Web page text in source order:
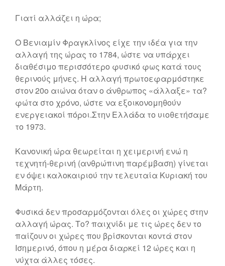
Γιατί αλλάζει η ώρα;
Ο Βενιαμίν Φραγκλίνος είχε την ιδέα για την
αλλαγή της ώρας το 1784, ώστε να υπάρχει
διαθέσιμο περισσότερο φυσικό φως κατά τους
θερινούς μήνες. Η αλλαγή πρωτοεφαρμόστηκε
στον 20ο αιώνα όταν ο άνθρωπος «άλλαξε» τα?
φώτα στο χρόνο, ώστε να εξοικονομηθούν
ενεργειακοί πόροι.Στην Ελλάδα το υιοθετήσαμε
το 1973.
Κανονική ώρα θεωρείται η χειμερινή ενώ η
τεχνητή-θερινή (ανθρώπινη παρέμβαση) γίνεται
εν όψει καλοκαιριού την τελευταία Κυριακή του
Μάρτη.
Φυσικά δεν προσαρμόζονται όλες οι χώρες στην
αλλαγή ώρας. Το? παιχνίδι με τις ώρες δεν το
παίζουν οι χώρες που βρίσκονται κοντά στον
Ισημερινό, όπου η μέρα διαρκεί 12 ώρες και η
νύχτα άλλες τόσες.